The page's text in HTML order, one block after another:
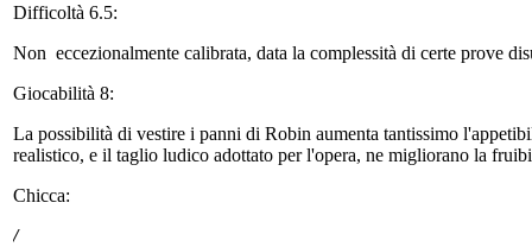
Difficoltà 6.5:
Non eccezionalmente calibrata, data la complessità di certe prove
Giocabilità 8:
La possibilità di vestire i panni di Robin aumenta tantissimo
realistico, e il taglio ludico adottato per l'opera, ne migliorano la
Chicca:
/